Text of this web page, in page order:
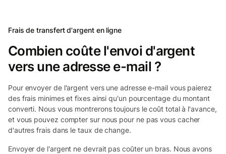
Frais de transfert d'argent en ligne
Combien coûte l'envoi d'argent
vers une adresse e-mail ?
Pour envoyer de l'argent vers une adresse e-mail vous paierez
des frais minimes et fixes ainsi qu'un pourcentage du montant
converti. Nous vous montrerons toujours le coût total à l'avance,
et vous pouvez compter sur nous pour ne pas vous cacher
d'autres frais dans le taux de change.
Envoyer de l'argent ne devrait pas coûter un bras. Nous avons